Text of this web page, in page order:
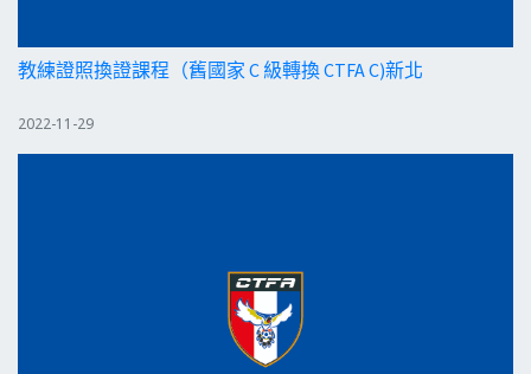
教練證照換證課程（舊國家 C 級轉換 CTFA C)新北
2022-11-29